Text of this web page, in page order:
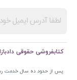
کتابفروشی حقوقی
پس از حدود ده سال خدمت